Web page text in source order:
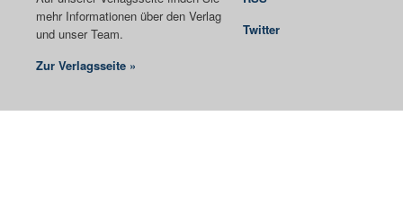
mehr Informationen über den Verlag
und unser Team.
Zur Verlagsseite »
Twitter